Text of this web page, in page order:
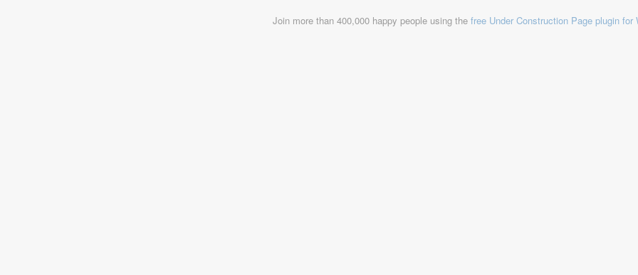
Join more than 400,000 happy people using the free Under Construction Page plugin for